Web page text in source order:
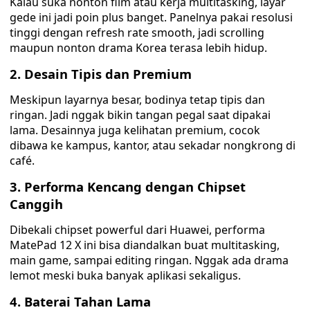
gede ini jadi poin plus banget. Panelnya pakai resolusi
tinggi dengan refresh rate smooth, jadi scrolling
maupun nonton drama Korea terasa lebih hidup.
2. Desain Tipis dan Premium
Meskipun layarnya besar, bodinya tetap tipis dan
ringan. Jadi nggak bikin tangan pegal saat dipakai
lama. Desainnya juga kelihatan premium, cocok
dibawa ke kampus, kantor, atau sekadar nongkrong di
café.
3. Performa Kencang dengan Chipset
Canggih
Dibekali chipset powerful dari Huawei, performa
MatePad 12 X ini bisa diandalkan buat multitasking,
main game, sampai editing ringan. Nggak ada drama
lemot meski buka banyak aplikasi sekaligus.
4. Baterai Tahan Lama